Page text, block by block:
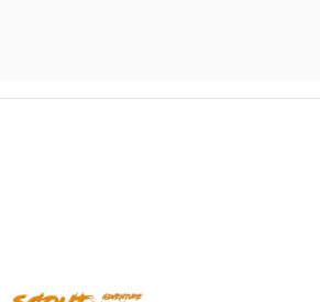
jeux de labyrinthe